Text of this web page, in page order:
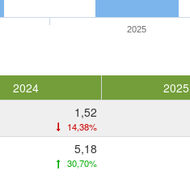
2025
2024
2025
1,52
14,38%
5,18
30,70%